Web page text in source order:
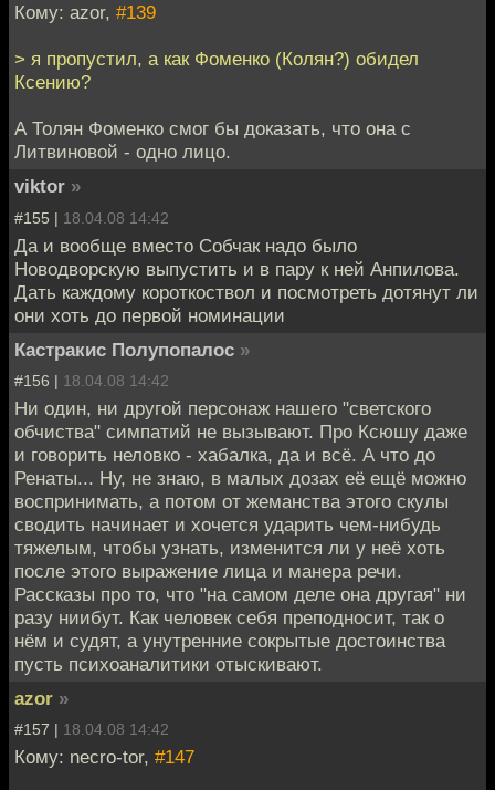
Кому: azor, #139
> я пропустил, а как Фоменко (Колян?) обидел
Ксению?
А Толян Фоменко смог бы доказать, что она с
Литвиновой - одно лицо.
viktor »
#155 | 18.04.08 14:42
Да и вообще вместо Собчак надо было
Новодворскую выпустить и в пару к ней Анпилова.
Дать каждому короткоствол и посмотреть дотянут ли
они хоть до первой номинации
Кастракис Полупопалос »
#156 | 18.04.08 14:42
Ни один, ни другой персонаж нашего "светского
обчиства" симпатий не вызывают. Про Ксюшу даже
и говорить неловко - хабалка, да и всё. А что до
Ренаты... Ну, не знаю, в малых дозах её ещё можно
воспринимать, а потом от жеманства этого скулы
сводить начинает и хочется ударить чем-нибудь
тяжелым, чтобы узнать, изменится ли у неё хоть
после этого выражение лица и манера речи.
Рассказы про то, что "на самом деле она другая" ни
разу ниибут. Как человек себя преподносит, так о
нём и судят, а унутренние сокрытые достоинства
пусть психоаналитики отыскивают.
azor »
#157 | 18.04.08 14:42
Кому: necro-tor, #147